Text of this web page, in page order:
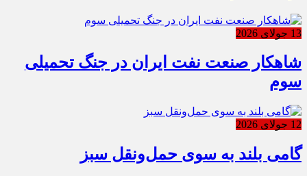
13 جولای 2026
شاهکار صنعت نفت ایران در جنگ تحمیلی
سوم
12 جولای 2026
گامی بلند به سوی حمل‌ونقل سبز